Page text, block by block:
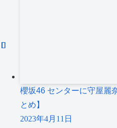
櫻坂46 センターに守屋麗
とめ】
2023年4月11日